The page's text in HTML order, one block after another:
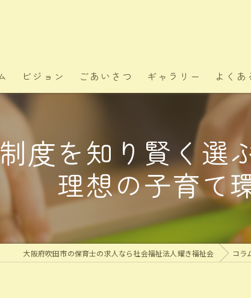
ビジョン ごあいさつ ギャラリー よくあ
度を知り賢く選
理想の子育て
大阪府吹田市の保育士の求人なら社会福祉法人耀き福祉会 コラ